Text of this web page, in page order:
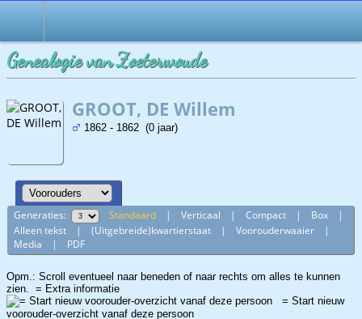
Genealogie van Zoeterwoude
GROOT, DE Willem
1862 - 1862 (0 jaar)
Generaties: Standaard |Verticaal |Compact | Box |
Alleen tekst |(Uitgebreide)kwartierstaat |Voorouderwaaier |
Media | PDF
Opm.: Scroll eventueel naar beneden of naar rechts om alles te kunnen
zien.
= Extra informatie
= Start nieuw
voorouder-overzicht vanaf deze persoon